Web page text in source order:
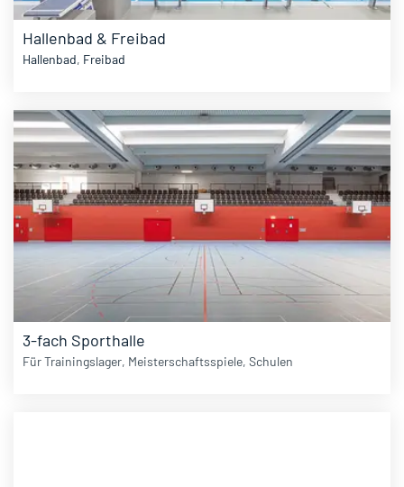
Hallenbad & Freibad
Hallenbad, Freibad
3-fach Sporthalle
Für Trainingslager, Meisterschaftsspiele, Schulen